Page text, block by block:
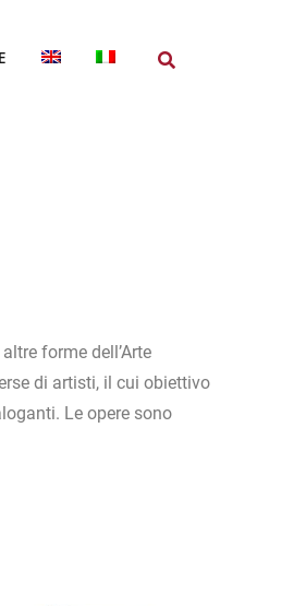
forme dell’Arte
di artisti, il cui obiettivo
Le opere sono